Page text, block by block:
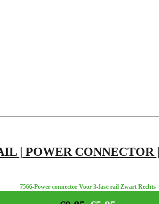
| POWER CONNECTOR
7566-Power connector Voor 3-fase rail Zwart Rechts